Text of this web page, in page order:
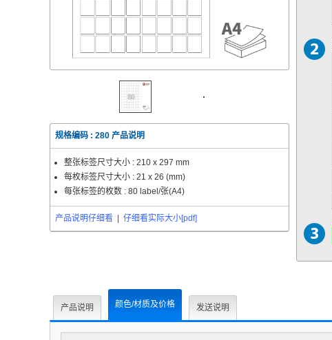
规格编码 : 280 产品说明
整张标签尺寸大小 : 210 x 297 mm
每枚标签尺寸大小 : 21 x 26 (mm)
每张标签的枚数 : 80 label/张(A4)
产品说明仔细看 仔细看实际大小[pdf]
产品说明 颜色/材质及价格 发送说明